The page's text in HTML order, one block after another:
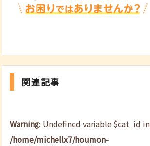
関連記事
Warning: Undefined variable $cat_id in
/home/michellx7/houmon-